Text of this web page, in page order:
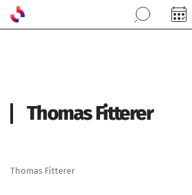
Aller au contenu principal
Thomas Fitterer
Thomas Fitterer